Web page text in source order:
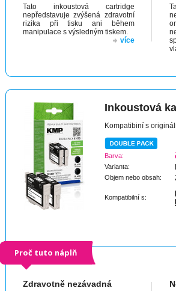
Tato inkoustová cartridge
nepředstavuje zvýšená zdravotní
rizika při tisku ani během
manipulace s výsledným tiskem.
více
Inkoustová
Kompatibiní s
Barva:
Varianta:
Objem nebo obsah:
Kompatibilní s:
Proč tuto náplň
Zdravotně nezávadná